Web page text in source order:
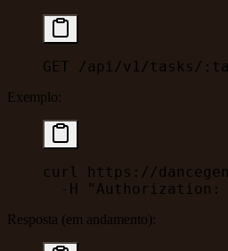
GET /api/v1/tasks/
Exemplo:
curl
https://
  -H
"Authorization:
Resposta (em andamento):